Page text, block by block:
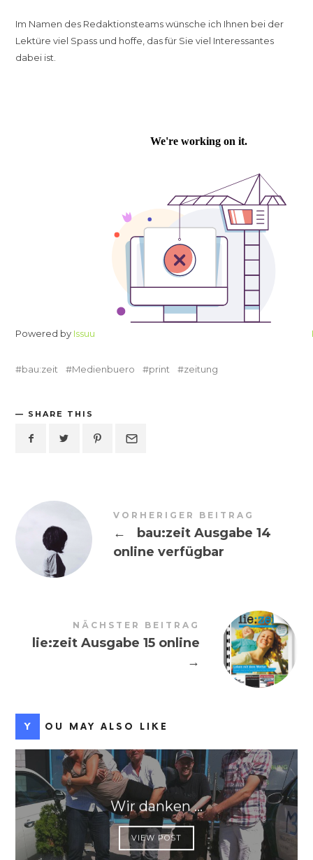
Im Namen des Redaktionsteams wünsche ich Ihnen bei der
Lektüre viel Spass und hoffe, das für Sie viel Interessantes
dabei ist.
Powered by Issuu
bau:zeit Medienbuero print zeitung
SHARE THIS
VORHERIGER BEITRAG
←
bau:zeit Ausgabe 14
online verfügbar
NÄCHSTER BEITRAG
lie:zeit Ausgabe 15 online
→
YOU MAY ALSO LIKE
Wir danken …
VIEW POST